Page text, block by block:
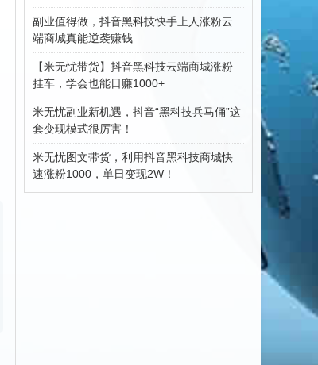
副业值得做，抖音黑科技快手上人涨粉云
端商城真能逆袭赚钱
【米无忧带货】抖音黑科技云端商城涨粉
挂车，学会也能日赚1000+
米无忧副业新机遇，抖音“黑科技兵马俑”这
套变现模式很厉害！
米无忧图文带货，利用抖音黑科技商城快
速涨粉1000，单日变现2W！